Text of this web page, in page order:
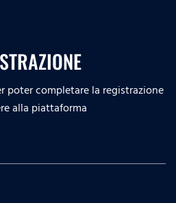
poter completare la registrazione
alla piattaforma